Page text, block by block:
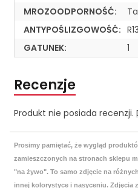
MROZOODPORNOŚĆ:
ANTYPOŚLIZGOWOŚĆ: R13
GATUNEK:
1
Recenzje
Produkt nie posiada recenzji.
Prosimy pamiętać, że wygląd
zamieszczonych na stronach sklepu
"na żywo". To samo zdjęcie na
innej kolorystyce i nasyceniu. Zdjęcia